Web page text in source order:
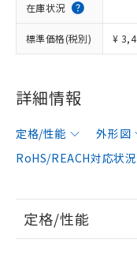
在庫状況
標準価格(税別) ¥
詳細情報
定格/性能 外形図
RoHS/REACH対応状況
定格/性能